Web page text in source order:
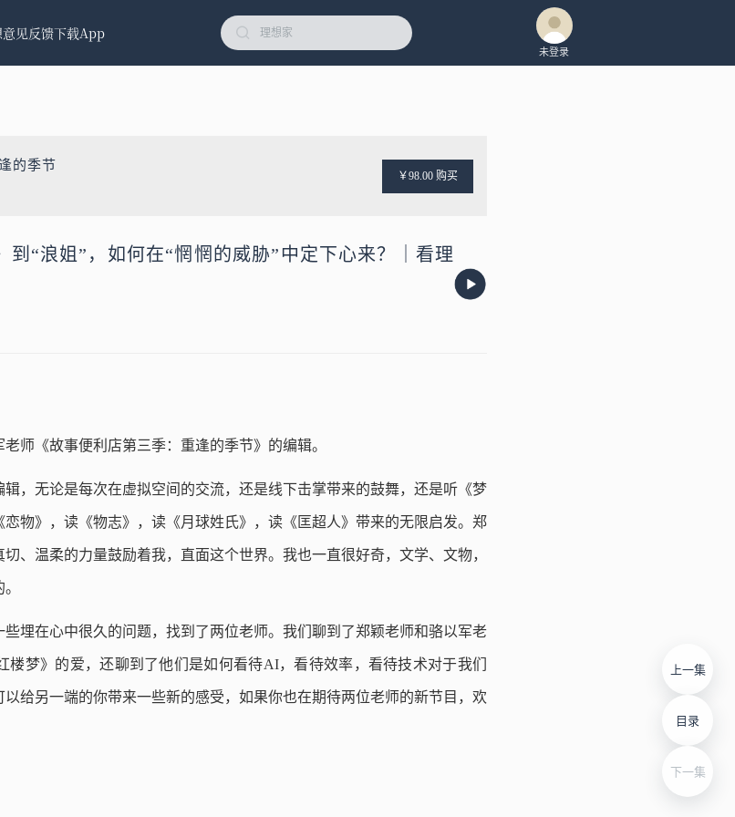
意见反馈下载App
未登录
的季节
￥98.00 购买
“浪姐”，如何在“惘惘的威胁”中定下心来？｜看理
上一集
目录
下一集
师《故事便利店第三季：重逢的季节》的编辑。
，无论是每次在虚拟空间的交流，还是线下击掌带来的鼓舞，还是听《梦
物》，读《物志》，读《月球姓氏》，读《匡超人》带来的无限启发。郑
、温柔的力量鼓励着我，直面这个世界。我也一直很好奇，文学、文物，
埋在心中很久的问题，找到了两位老师。我们聊到了郑颖老师和骆以军老
楼梦》的爱，还聊到了他们是如何看待AI，看待效率，看待技术对于我们
给另一端的你带来一些新的感受，如果你也在期待两位老师的新节目，欢